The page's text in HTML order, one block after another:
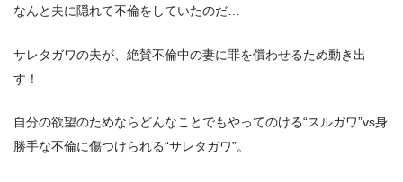
なんと夫に隠れて不倫をしていたのだ…
サレタガワの夫が、絶賛不倫中の妻に罪を償わせるため動き出
す！
自分の欲望のためならどんなことでもやってのける“スルガワ”vs身
勝手な不倫に傷つけられる“サレタガワ”。